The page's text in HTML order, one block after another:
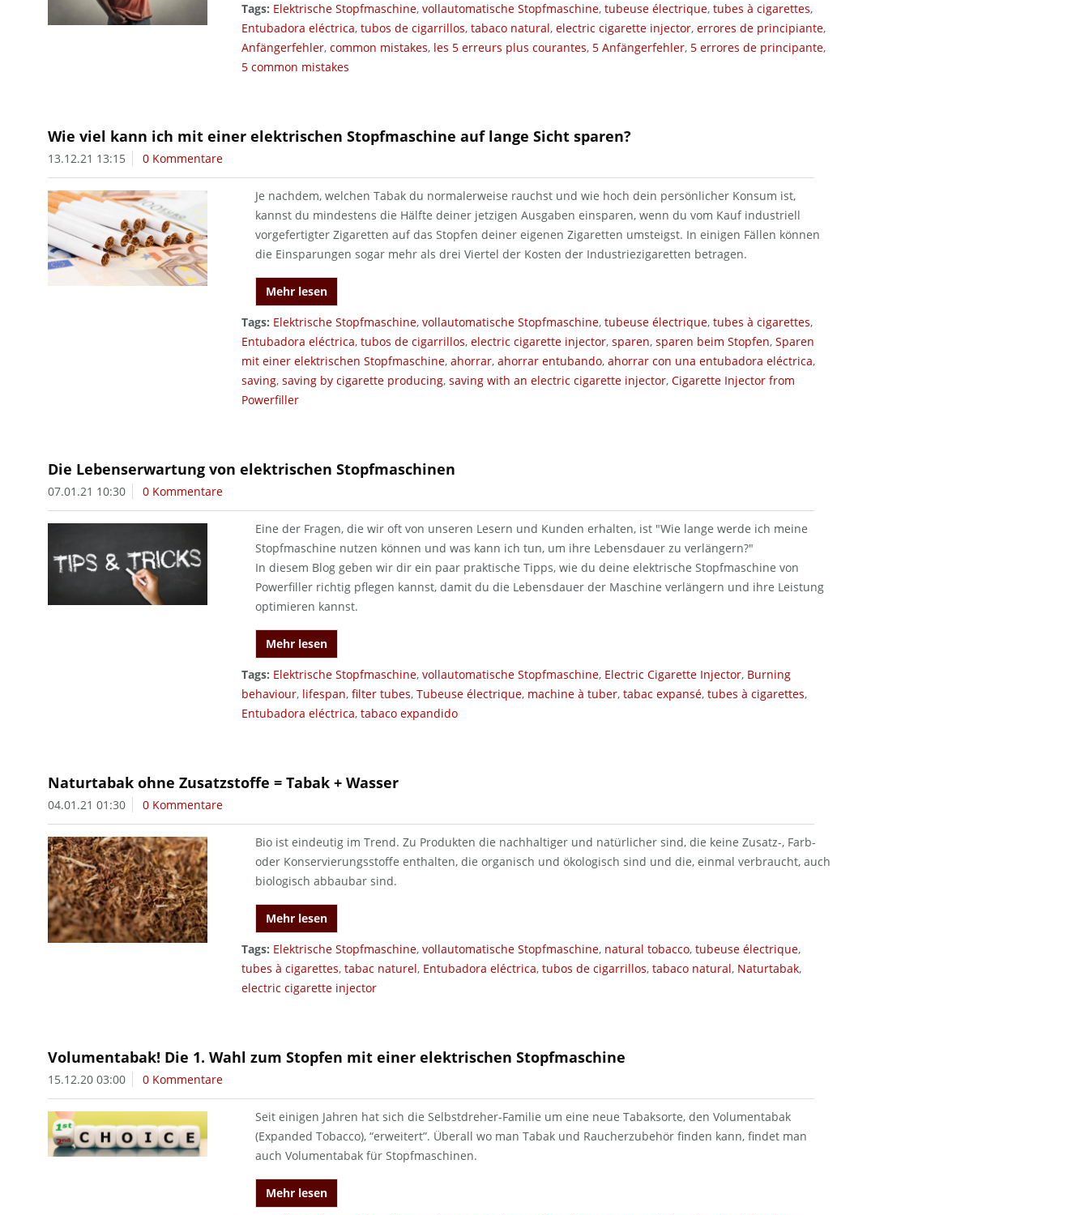
Tags: Elektrische Stopfmaschine, vollautomatische Stopfmaschine, tubeuse électrique, tubes à cigarettes,
Entubadora eléctrica, tubos de cigarrillos, tabaco natural, electric cigarette injector, errores de principiante,
Anfängerfehler, common mistakes, les 5 erreurs plus courantes, 5 Anfängerfehler, 5 errores de principante,
5 common mistakes
Wie viel kann ich mit einer elektrischen Stopfmaschine auf lange Sicht sparen?
13.12.21 13:15 0 Kommentare
Je nachdem, welchen Tabak du normalerweise rauchst und wie hoch dein persönlicher Konsum ist,
kannst du mindestens die Hälfte deiner jetzigen Ausgaben einsparen, wenn du vom Kauf industriell
vorgefertigter Zigaretten auf das Stopfen deiner eigenen Zigaretten umsteigst. In einigen Fällen können
die Einsparungen sogar mehr als drei Viertel der Kosten der Industriezigaretten betragen.
Mehr lesen
Tags: Elektrische Stopfmaschine, vollautomatische Stopfmaschine, tubeuse électrique, tubes à cigarettes,
Entubadora eléctrica, tubos de cigarrillos, electric cigarette injector, sparen, sparen beim Stopfen, Sparen
mit einer elektrischen Stopfmaschine, ahorrar, ahorrar entubando, ahorrar con una entubadora eléctrica,
saving, saving by cigarette producing, saving with an electric cigarette injector, Cigarette Injector from
Powerfiller
Die Lebenserwartung von elektrischen Stopfmaschinen
07.01.21 10:30 0 Kommentare
Eine der Fragen, die wir oft von unseren Lesern und Kunden erhalten, ist "Wie lange werde ich meine
Stopfmaschine nutzen können und was kann ich tun, um ihre Lebensdauer zu verlängern?"
In diesem Blog geben wir dir ein paar praktische Tipps, wie du deine elektrische Stopfmaschine von
Powerfiller richtig pflegen kannst, damit du die Lebensdauer der Maschine verlängern und ihre Leistung
optimieren kannst.
Mehr lesen
Tags: Elektrische Stopfmaschine, vollautomatische Stopfmaschine, Electric Cigarette Injector, Burning
behaviour, lifespan, filter tubes, Tubeuse électrique, machine à tuber, tabac expansé, tubes à cigarettes,
Entubadora eléctrica, tabaco expandido
Naturtabak ohne Zusatzstoffe = Tabak + Wasser
04.01.21 01:30 0 Kommentare
Bio ist eindeutig im Trend. Zu Produkten die nachhaltiger und natürlicher sind, die keine Zusatz-, Farb-
oder Konservierungsstoffe enthalten, die organisch und ökologisch sind und die, einmal verbraucht, auch
biologisch abbaubar sind.
Mehr lesen
Tags: Elektrische Stopfmaschine, vollautomatische Stopfmaschine, natural tobacco, tubeuse électrique,
tubes à cigarettes, tabac naturel, Entubadora eléctrica, tubos de cigarrillos, tabaco natural, Naturtabak,
electric cigarette injector
Volumentabak! Die 1. Wahl zum Stopfen mit einer elektrischen Stopfmaschine
15.12.20 03:00 0 Kommentare
Seit einigen Jahren hat sich die Selbstdreher-Familie um eine neue Tabaksorte, den Volumentabak
(Expanded Tobacco), “erweitert”. Überall wo man Tabak und Raucherzubehör finden kann, findet man
auch Volumentabak für Stopfmaschinen.
Mehr lesen